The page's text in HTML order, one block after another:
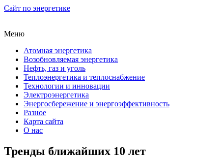
Сайт по энергетике
Меню
Атомная энергетика
Возобновляемая энергетика
Нефть, газ и уголь
Теплоэнергетика и теплоснабжение
Технологии и инновации
Электроэнергетика
Энергосбережение и энергоэффективность
Разное
Карта сайта
О нас
Тренды ближайших 10 лет